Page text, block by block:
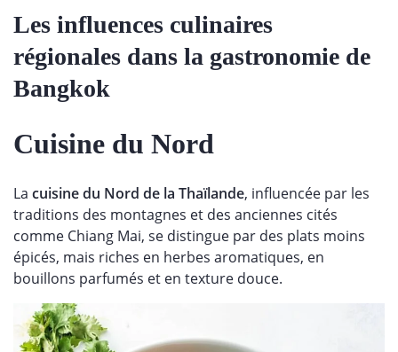
Les influences culinaires
régionales dans la gastronomie de
Bangkok
Cuisine du Nord
La cuisine du Nord de la Thaïlande, influencée par les
traditions des montagnes et des anciennes cités
comme Chiang Mai, se distingue par des plats moins
épicés, mais riches en herbes aromatiques, en
bouillons parfumés et en texture douce.